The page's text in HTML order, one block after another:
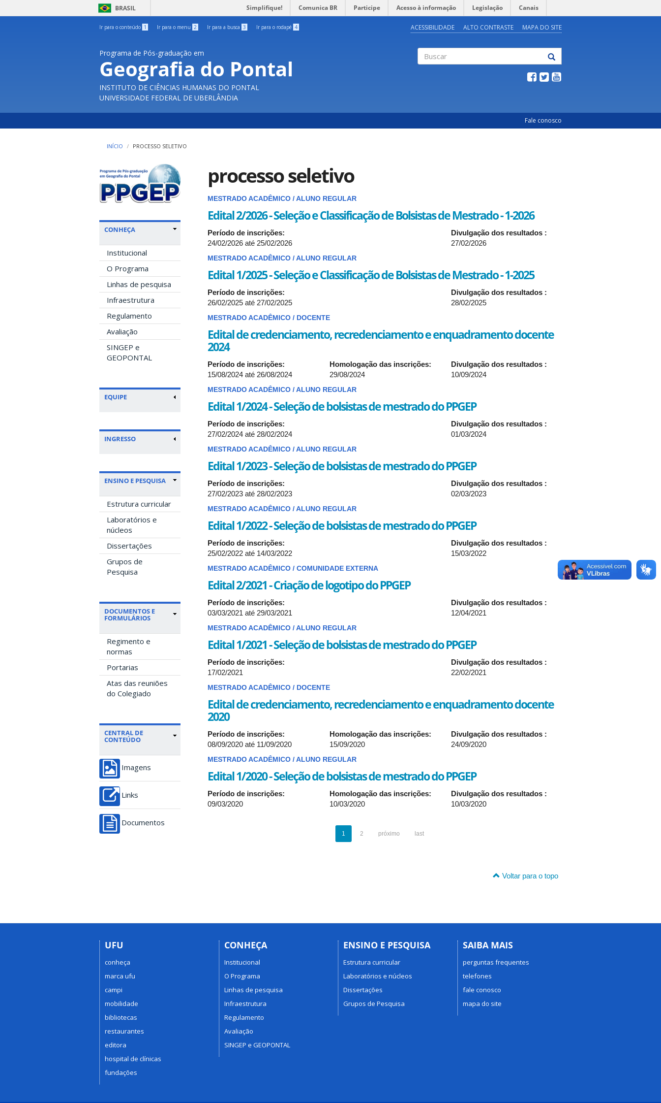
BRASIL Simplifique! Comunica BR Participe Acesso à informação Legislação Canais
Ir para o conteúdo 1 Ir para o menu 2 Ir para a busca 3 Ir para o rodapé 4 ACESSIBILIDADE ALTO CONTRASTE MAPA DO SITE
Programa de Pós-graduação em
Geografia do Pontal
INSTITUTO DE CIÊNCIAS HUMANAS DO PONTAL
UNIVERSIDADE FEDERAL DE UBERLÂNDIA
Fale conosco
INÍCIO PROCESSO SELETIVO
CONHEÇA
Institucional
O Programa
Linhas de pesquisa
Infraestrutura
Regulamento
Avaliação
SINGEP e
GEOPONTAL
EQUIPE
INGRESSO
ENSINO E PESQUISA
Estrutura curricular
Laboratórios e
núcleos
Dissertações
Grupos de
Pesquisa
DOCUMENTOS E
FORMULÁRIOS
Regimento e
normas
Portarias
Atas das reuniões
do Colegiado
CENTRAL DE
CONTEÚDO
Imagens
Links
Documentos
processo seletivo
MESTRADO ACADÊMICO / ALUNO REGULAR
Edital 2/2026 - Seleção e Classificação de Bolsistas de Mestrado - 1-2026
Período de inscrições:
24/02/2026 até 25/02/2026
Divulgação dos resultados :
27/02/2026
MESTRADO ACADÊMICO / ALUNO REGULAR
Edital 1/2025 - Seleção e Classificação de Bolsistas de Mestrado - 1-2025
Período de inscrições:
26/02/2025 até 27/02/2025
Divulgação dos resultados :
28/02/2025
MESTRADO ACADÊMICO / DOCENTE
Edital de credenciamento, recredenciamento e enquadramento docente
2024
Período de inscrições:
15/08/2024 até 26/08/2024
Homologação das inscrições:
29/08/2024
Divulgação dos resultados :
10/09/2024
MESTRADO ACADÊMICO / ALUNO REGULAR
Edital 1/2024 - Seleção de bolsistas de mestrado do PPGEP
Período de inscrições:
27/02/2024 até 28/02/2024
Divulgação dos resultados :
01/03/2024
MESTRADO ACADÊMICO / ALUNO REGULAR
Edital 1/2023 - Seleção de bolsistas de mestrado do PPGEP
Período de inscrições:
27/02/2023 até 28/02/2023
Divulgação dos resultados :
02/03/2023
MESTRADO ACADÊMICO / ALUNO REGULAR
Edital 1/2022 - Seleção de bolsistas de mestrado do PPGEP
Período de inscrições:
25/02/2022 até 14/03/2022
Divulgação dos resultados :
15/03/2022
MESTRADO ACADÊMICO / COMUNIDADE EXTERNA
Edital 2/2021 - Criação de logotipo do PPGEP
Período de inscrições:
03/03/2021 até 29/03/2021
Divulgação dos resultados :
12/04/2021
MESTRADO ACADÊMICO / ALUNO REGULAR
Edital 1/2021 - Seleção de bolsistas de mestrado do PPGEP
Período de inscrições:
17/02/2021
Divulgação dos resultados :
22/02/2021
MESTRADO ACADÊMICO / DOCENTE
Edital de credenciamento, recredenciamento e enquadramento docente
2020
Período de inscrições:
08/09/2020 até 11/09/2020
Homologação das inscrições:
15/09/2020
Divulgação dos resultados :
24/09/2020
MESTRADO ACADÊMICO / ALUNO REGULAR
Edital 1/2020 - Seleção de bolsistas de mestrado do PPGEP
Período de inscrições:
09/03/2020
Homologação das inscrições:
10/03/2020
Divulgação dos resultados :
10/03/2020
1 2 próximo last
Voltar para o topo
UFU
conheça
marca ufu
campi
mobilidade
bibliotecas
restaurantes
editora
hospital de clínicas
fundações
CONHEÇA
Institucional
O Programa
Linhas de pesquisa
Infraestrutura
Regulamento
Avaliação
SINGEP e GEOPONTAL
ENSINO E PESQUISA
Estrutura curricular
Laboratórios e núcleos
Dissertações
Grupos de Pesquisa
SAIBA MAIS
perguntas frequentes
telefones
fale conosco
mapa do site